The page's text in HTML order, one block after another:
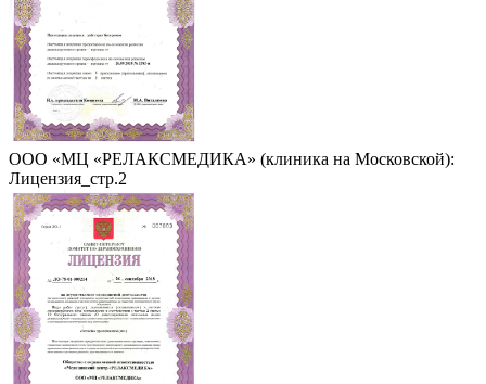
ООО «МЦ «РЕЛАКСМЕДИКА» (клиника на Московской):
Лицензия_стр.2